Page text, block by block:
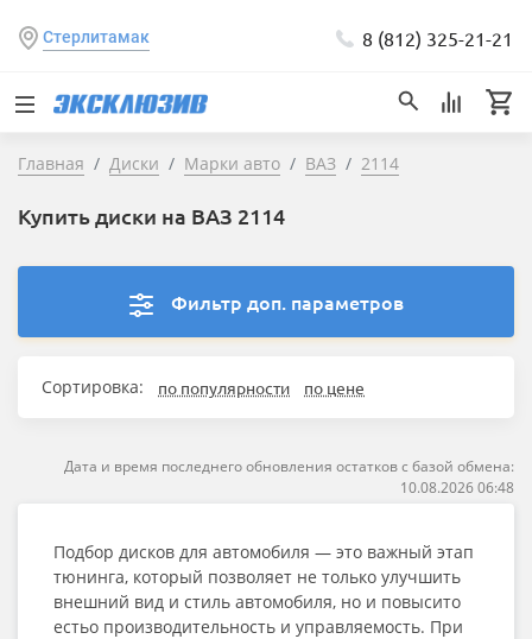
Стерлитамак 8 (812) 325-21-21
Главная Диски Марки авто ВАЗ 2114
Купить диски на ВАЗ 2114
Фильтр доп. параметров
Сортировка: по популярности по цене
Дата и время последнего обновления остатков с базой обмена:
10.08.2026 06:48
Подбор дисков для автомобиля — это важный этап
тюнинга, который позволяет не только улучшить
внешний вид и стиль автомобиля, но и повысито
естьо производительность и управляемость. При